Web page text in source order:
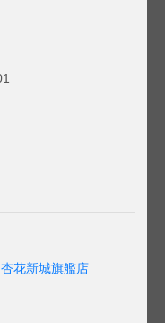
花新城旗艦店